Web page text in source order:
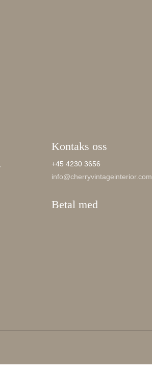
Kontaks oss
+45 4230 3656
info@cherryvintageinterior.com
Betal med